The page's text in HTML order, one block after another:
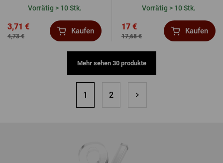
Vorrätig > 10 Stk.
4,73 €
3,71 € Kaufen
Vorrätig > 10 Stk.
17,68 €
17 € Kaufen
Mehr sehen 30 produkte
1 2